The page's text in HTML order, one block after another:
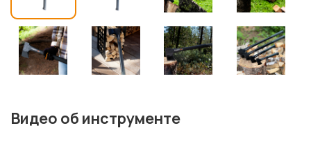
Видео об инструменте